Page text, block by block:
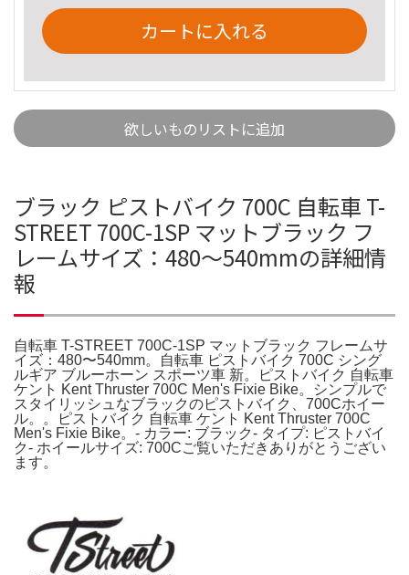
カートに入れる
欲しいものリストに追加
ブラック ピストバイク 700C 自転車 T-
STREET 700C-1SP マットブラック フ
レームサイズ：480〜540mmの詳細情
報
自転車 T-STREET 700C-1SP マットブラック フレームサ
イズ：480〜540mm。自転車 ピストバイク 700C シング
ルギア ブルーホーン スポーツ車 新。ピストバイク 自転車
ケント Kent Thruster 700C Men's Fixie Bike。シンプルで
スタイリッシュなブラックのピストバイク、700Cホイー
ル。。ピストバイク 自転車 ケント Kent Thruster 700C
Men's Fixie Bike。- カラー: ブラック- タイプ: ピストバイ
ク- ホイールサイズ: 700Cご覧いただきありがとうござい
ます。